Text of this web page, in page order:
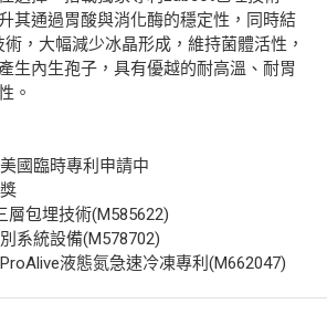
其通過胃酸與消化酶的穩定性，同時結
，大幅減少冰晶形成，維持菌體活性，
生內生孢子，具有優越的耐高溫、耐胃
。
國臨時專利申請中
包埋技術(M585622)
系統設備(M578702)
液態氮急速冷凍專利(M662047)